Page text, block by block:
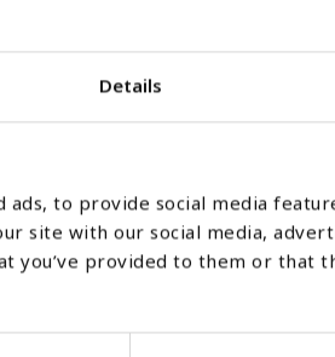
Details
to provide social media
site with our social media,
provided to them or that
2011 2012